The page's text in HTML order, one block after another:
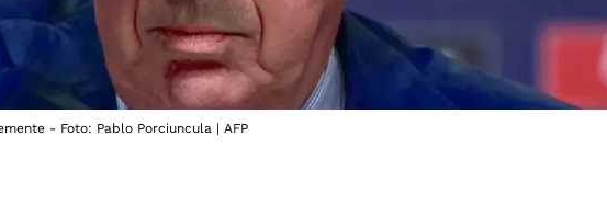
- Foto: Pablo Porciuncula | AFP